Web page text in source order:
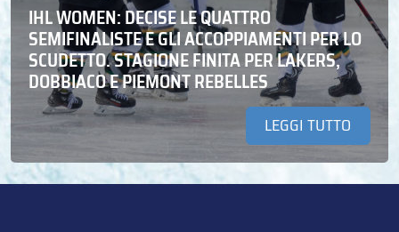
IHL WOMEN: DECISE LE QUATTRO
SEMIFINALISTE E GLI ACCOPPIAMENTI PER LO
SCUDETTO. STAGIONE FINITA PER LAKERS,
DOBBIACO E PIEMONT REBELLES
LEGGI TUTTO